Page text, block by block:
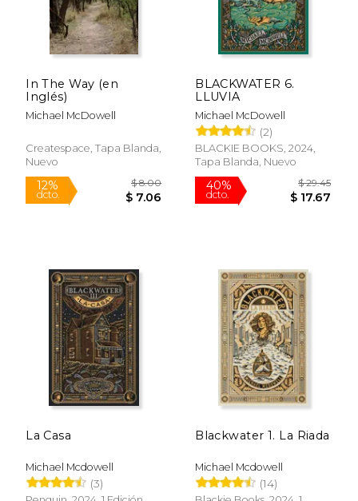
50%
dcto. $ 15.80
15%
dcto. $
Rápido
In The Way (en
Inglés)
Michael McDowell
Createspace, Tapa Blanda,
Nuevo
BLACKWATER 6.
LLUVIA
Michael McDowell
(2)
BLACKIE BOOKS, 2024,
Tapa Blanda, Nuevo
La Casa
Michael Mcdowell
(3)
Blackwater 1. La Riada
Michael Mcdowell
(14)